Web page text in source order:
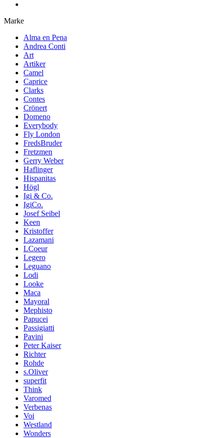
Marke
Alma en Pena
Andrea Conti
Art
Artiker
Camel
Caprice
Clarks
Contes
Crönert
Domeno
Everybody
Fly London
FredsBruder
Fretzmen
Gerry Weber
Haflinger
Hispanitas
Högl
Igi & Co.
IgiCo.
Josef Seibel
Keen
Kristoffer
Lazamani
LCoeur
Legero
Leguano
Lodi
Looke
Maca
Mayoral
Mephisto
Papucei
Passigiatti
Pavini
Peter Kaiser
Richter
Rohde
s.Oliver
superfit
Think
Varomed
Verbenas
Voi
Westland
Wonders